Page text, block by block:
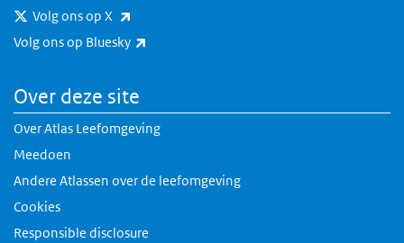
Volg ons op X
Volg ons op Bluesky
Over deze site
Over Atlas Leefomgeving
Meedoen
Andere Atlassen over de leefomgeving
Cookies
Responsible disclosure